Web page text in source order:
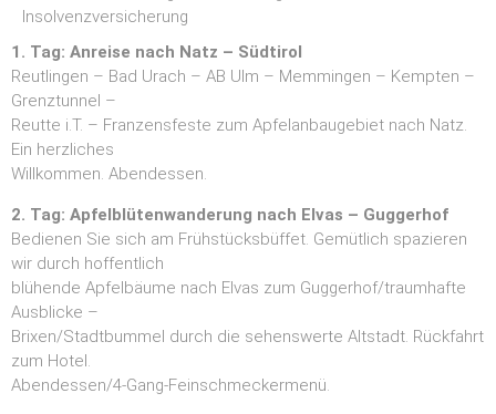
Insolvenzversicherung
1. Tag: Anreise nach Natz – Südtirol
Reutlingen – Bad Urach – AB Ulm – Memmingen – Kempten –
Grenztunnel –
Reutte i.T. – Franzensfeste zum Apfelanbaugebiet nach Natz.
Ein herzliches
Willkommen. Abendessen.
2. Tag: Apfelblütenwanderung nach Elvas – Guggerhof
Bedienen Sie sich am Frühstücksbüffet. Gemütlich spazieren
wir durch hoffentlich
blühende Apfelbäume nach Elvas zum Guggerhof/traumhafte
Ausblicke –
Brixen/Stadtbummel durch die sehenswerte Altstadt. Rückfahrt
zum Hotel.
Abendessen/4-Gang-Feinschmeckermenü.